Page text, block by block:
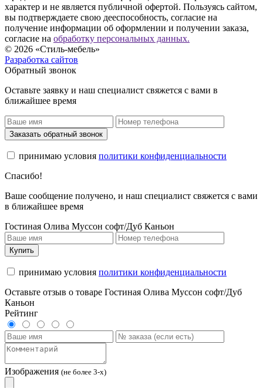
характер и не является публичной офертой. Пользуясь сайтом,
вы подтверждаете свою дееспособность, согласие на
получение информации об оформлении и получении заказа,
согласие на обработку персональных данных.
© 2026 «Стиль-мебель»
Разработка сайтов
Обратный звонок
Оставьте заявку и наш специалист свяжется с вами в
ближайшее время
Заказать обратный звонок
принимаю условия политики конфиденциальности
Спасибо!
Ваше сообщение получено, и наш специалист свяжется с вами
в ближайшее время
Гостиная Олива Муссон софт/Дуб Каньон
Купить
принимаю условия политики конфиденциальности
Оставьте отзыв о товаре Гостиная Олива Муссон софт/Дуб
Каньон
Рейтинг
Изображения (не более 3-х)